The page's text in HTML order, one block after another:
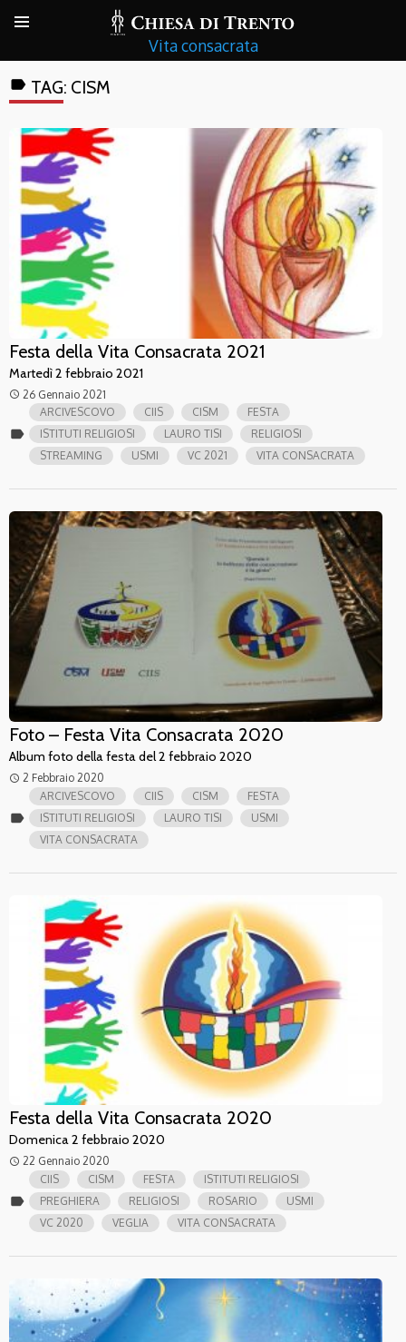
Vita consacrata
label TAG: CISM
Festa della Vita Consacrata 2021
Martedì 2 febbraio 2021
access_time 26 Gennaio 2021
label
ARCIVESCOVO CIIS CISM
FESTA
ISTITUTI RELIGIOSI
LAURO TISI
RELIGIOSI
STREAMING
USMI VC 2021 VITA CONSACRATA
Foto – Festa Vita Consacrata 2020
Album foto della festa del 2 febbraio 2020
access_time 2 Febbraio 2020
label
ARCIVESCOVO CIIS CISM
FESTA
ISTITUTI RELIGIOSI
LAURO TISI
USMI
VITA CONSACRATA
Festa della Vita Consacrata 2020
Domenica 2 febbraio 2020
access_time 22 Gennaio 2020
label
CIIS CISM FESTA
ISTITUTI RELIGIOSI
PREGHIERA
RELIGIOSI ROSARIO
USMI
VC 2020
VEGLIA VITA CONSACRATA